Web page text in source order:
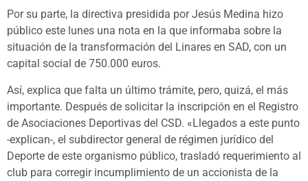
Por su parte, la directiva presidida por Jesús Medina hizo
público este lunes una nota en la que informaba sobre la
situación de la transformación del Linares en SAD, con un
capital social de 750.000 euros.
Así, explica que falta un último trámite, pero, quizá, el más
importante. Después de solicitar la inscripción en el Registro
de Asociaciones Deportivas del CSD. «Llegados a este punto
-explican-, el subdirector general de régimen jurídico del
Deporte de este organismo público, trasladó requerimiento al
club para corregir incumplimiento de un accionista de la